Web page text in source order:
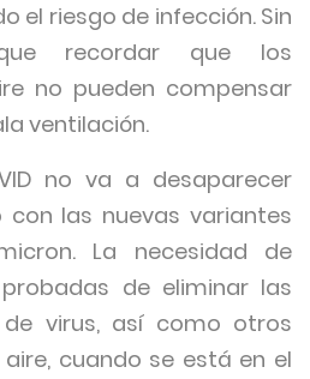
el riesgo de infección. Sin
recordar que los
no pueden compensar
ventilación.
no va a desaparecer
las nuevas variantes
La necesidad de
de eliminar las
virus, así como otros
cuando se está en el